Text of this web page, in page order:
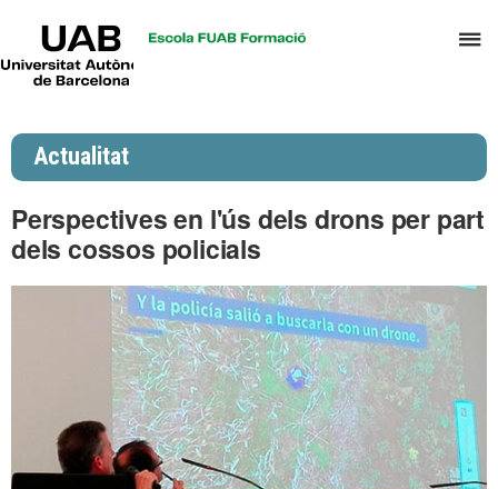
el
Universitat
Actualitat
Perspectives en l'ús dels drons per part
dels cossos policials